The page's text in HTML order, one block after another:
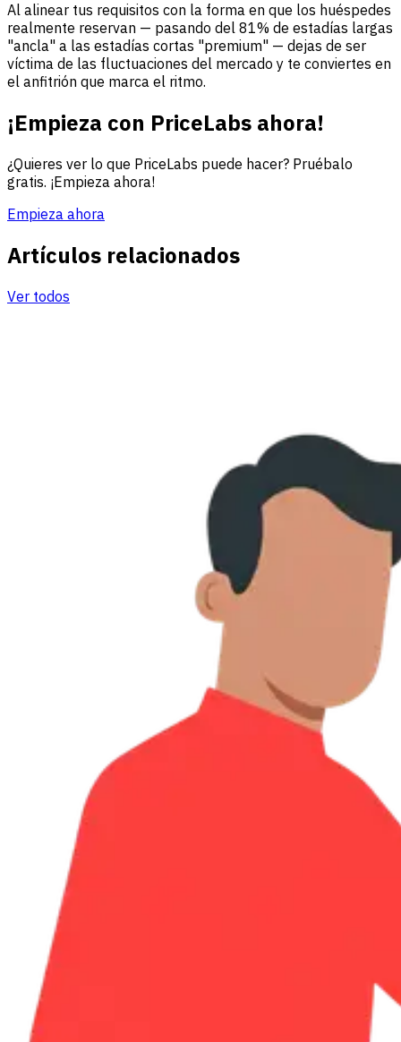
Al alinear tus requisitos con la forma en que los huéspedes
realmente reservan — pasando del 81% de estadías largas
"ancla" a las estadías cortas "premium" — dejas de ser
víctima de las fluctuaciones del mercado y te conviertes en
el anfitrión que marca el ritmo.
¡Empieza con PriceLabs ahora!
¿Quieres ver lo que PriceLabs puede hacer? Pruébalo
gratis. ¡Empieza ahora!
Empieza ahora
Artículos relacionados
Ver todos